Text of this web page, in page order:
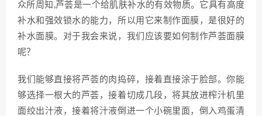
众所周知,芦荟是一个给肌肤补水的有效物质。它具有高度
补水和强效锁水的能力，所以用它来制作面膜，是很好的
补水面膜。对于我会来说，我们应该要如何制作芦荟面膜
呢？
我们能够直接将芦荟的肉捣碎，接着直接涂于脸部。你能
够选择一根大的芦荟，接着切成几段，将其放进榨汁机里
面绞出汁液，接着将汁液倒进一个小碗里面，倒入鸡蛋清